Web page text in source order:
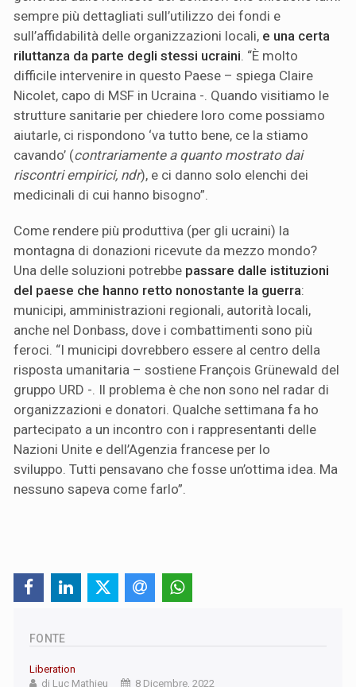
sempre più dettagliati sull’utilizzo dei fondi e
sull’affidabilità delle organizzazioni locali, e una certa
riluttanza da parte degli stessi ucraini. “È molto
difficile intervenire in questo Paese – spiega Claire
Nicolet, capo di MSF in Ucraina -. Quando visitiamo le
strutture sanitarie per chiedere loro come possiamo
aiutarle, ci rispondono ‘va tutto bene, ce la stiamo
cavando’ (contrariamente a quanto mostrato dai
riscontri empirici, ndr), e ci danno solo elenchi dei
medicinali di cui hanno bisogno”.
Come rendere più produttiva (per gli ucraini) la
montagna di donazioni ricevute da mezzo mondo?
Una delle soluzioni potrebbe passare dalle istituzioni
del paese che hanno retto nonostante la guerra:
municipi, amministrazioni regionali, autorità locali,
anche nel Donbass, dove i combattimenti sono più
feroci. “I municipi dovrebbero essere al centro della
risposta umanitaria – sostiene François Grünewald del
gruppo URD -. Il problema è che non sono nel radar di
organizzazioni e donatori. Qualche settimana fa ho
partecipato a un incontro con i rappresentanti delle
Nazioni Unite e dell’Agenzia francese per lo
sviluppo. Tutti pensavano che fosse un’ottima idea. Ma
nessuno sapeva come farlo”.
FONTE
Liberation
di Luc Mathieu
8 Dicembre, 2022